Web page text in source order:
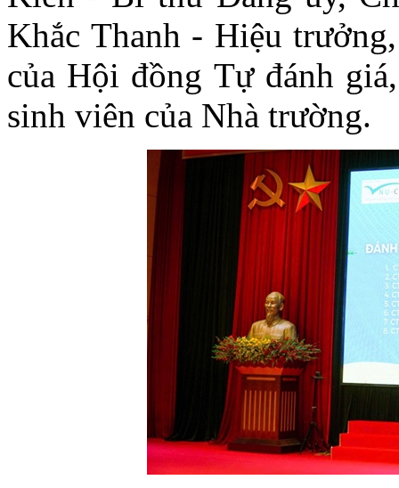
Khắc Thanh - Hiệu
của Hội đồng Tự đánh
sinh viên của Nhà trường.